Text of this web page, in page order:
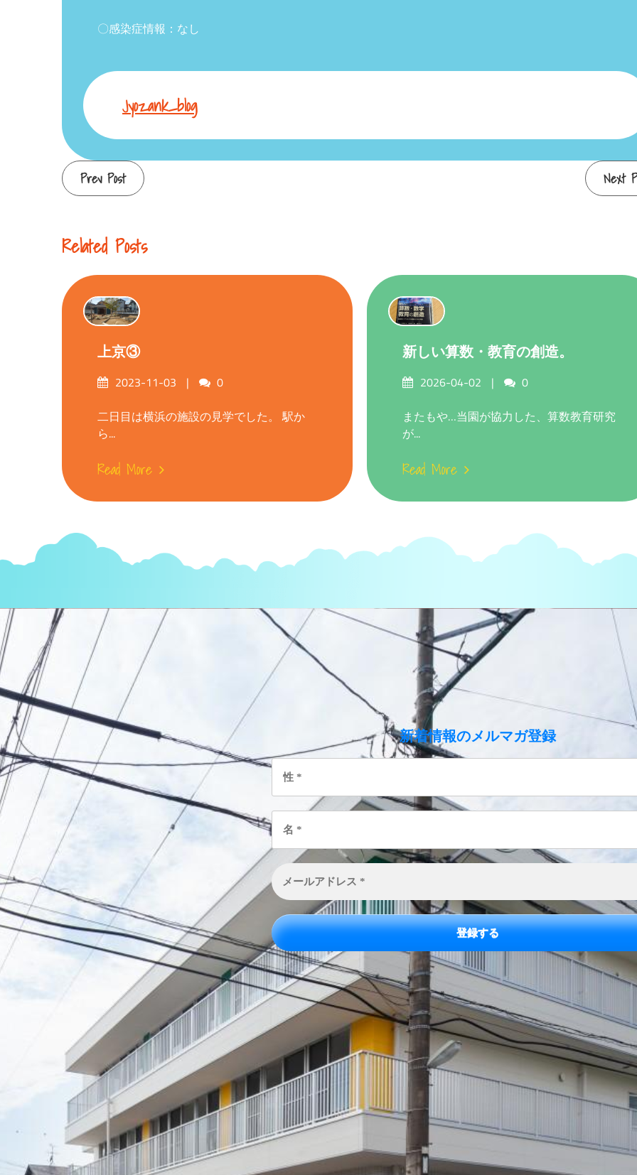
〇感染症情報：なし
Jyozank_blog
Continue
Reading
Prev Post Next
Related Posts
上京③
Posted2023-11-03 Comments
0
二日目は横浜の施設の見学でした。 駅か
ら...
Read More
新しい算数・教育の創造。
Posted2026-04-02 Comments
0
またもや…当園が協力した、算数教育研究
が...
Read More
新着情報のメルマガ登録
性
名
*
メ
ー
ル
ド
レ
ス
*